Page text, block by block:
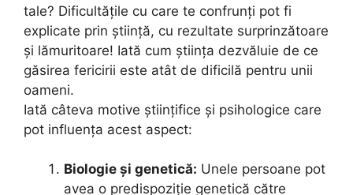
tale? Dificultățile cu care te confrunți pot fi
explicate prin știință, cu rezultate surprinzătoare
și lămuritoare! Iată cum știința dezvăluie de ce
găsirea fericirii este atât de dificilă pentru unii
oameni.
Iată câteva motive științifice și psihologice care
pot influența acest aspect:
Biologie și genetică: Unele persoane pot
avea o predispoziție genetică către